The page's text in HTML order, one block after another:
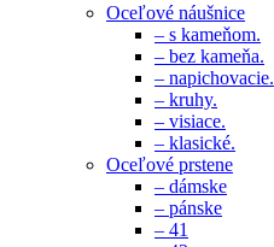
Oceľové náušnice
– s kameňom.
– bez kameňa.
– napichovacie.
– kruhy.
– visiace.
– klasické.
Oceľové prstene
– dámske
– pánske
– 41